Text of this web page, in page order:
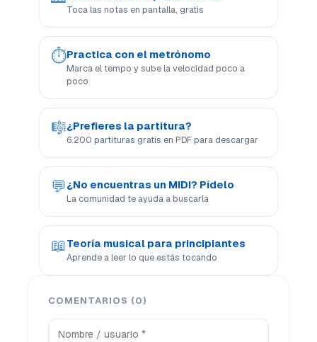
Toca las notas en pantalla, gratis
⏱Practica con el metrónomo
Marca el tempo y sube la velocidad poco a
poco
🎼¿Prefieres la partitura?
6.200 partituras gratis en PDF para descargar
💬¿No encuentras un MIDI? Pídelo
La comunidad te ayuda a buscarla
📖Teoría musical para principiantes
Aprende a leer lo que estás tocando
COMENTARIOS (0)